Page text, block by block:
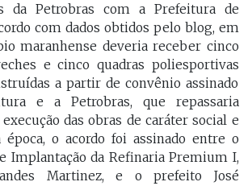
da Petrobras com a Prefeitura de
com dados obtidos pelo blog, em
maranhense deveria receber cinco
e cinco quadras poliesportivas
a partir de convênio assinado
e a Petrobras, que repassaria
das obras de caráter social e
época, o acordo foi assinado entre o
Implantação da Refinaria Premium I,
Martinez, e o prefeito José